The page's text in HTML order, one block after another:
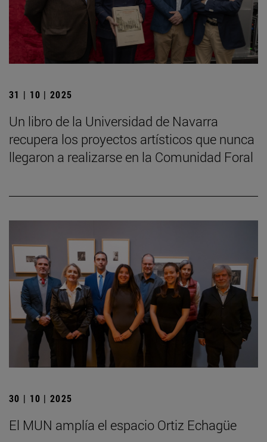
31 | 10 | 2025
Un libro de la Universidad de Navarra
recupera los proyectos artísticos que nunca
llegaron a realizarse en la Comunidad Foral
30 | 10 | 2025
El MUN amplía el espacio Ortiz Echagüe